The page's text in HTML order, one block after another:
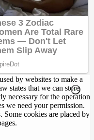
by websites to make a
states that we can store
necessary for the operation
we need your permission.
Some cookies are placed by